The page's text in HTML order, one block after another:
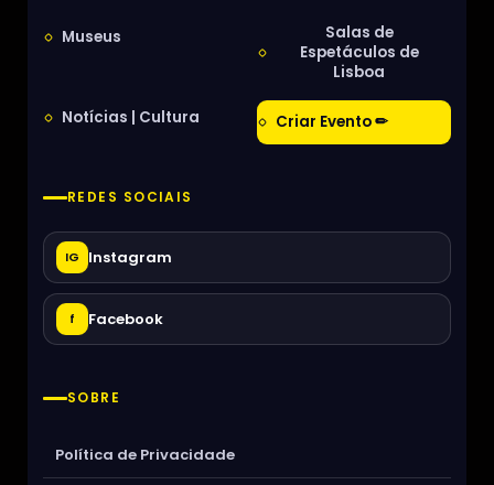
Museus
Salas de
Espetáculos de
Lisboa
Notícias | Cultura Criar Evento ✏
REDES SOCIAIS
IG Instagram
f Facebook
SOBRE
Política de Privacidade